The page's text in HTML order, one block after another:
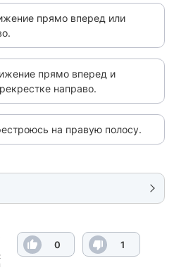
прямо вперед или
прямо вперед и
направо.
на правую полосу.
0 1